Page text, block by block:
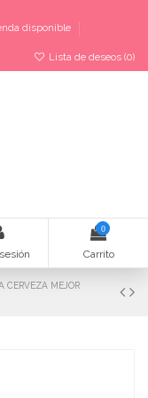
disponible
Lista de deseos (0)
0
Carrito
CERVEZA MEJOR